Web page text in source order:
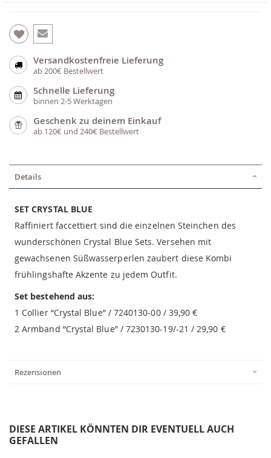
Versandkostenfreie Lieferung
ab 200€ Bestellwert
Schnelle Lieferung
binnen 2-5 Werktagen
Geschenk zu deinem Einkauf
ab 120€ und 240€ Bestellwert
Details
SET CRYSTAL BLUE
Raffiniert faccettiert sind die einzelnen Steinchen des
wunderschönen Crystal Blue Sets. Versehen mit
gewachsenen Süßwasserperlen zaubert diese Kombi
frühlingshafte Akzente zu jedem Outfit.
Set bestehend aus:
1 Collier “Crystal Blue” / 7240130-00 / 39,90 €
2 Armband “Crystal Blue” / 7230130-19/-21 / 29,90 €
Rezensionen
DIESE ARTIKEL KÖNNTEN DIR EVENTUELL AUCH
GEFALLEN